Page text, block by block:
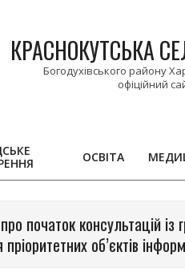
КРАСНОКУТСЬКА
Богодухівського району
Primary
Navigation
ОСВІТА
початок консультацій
об’єктів